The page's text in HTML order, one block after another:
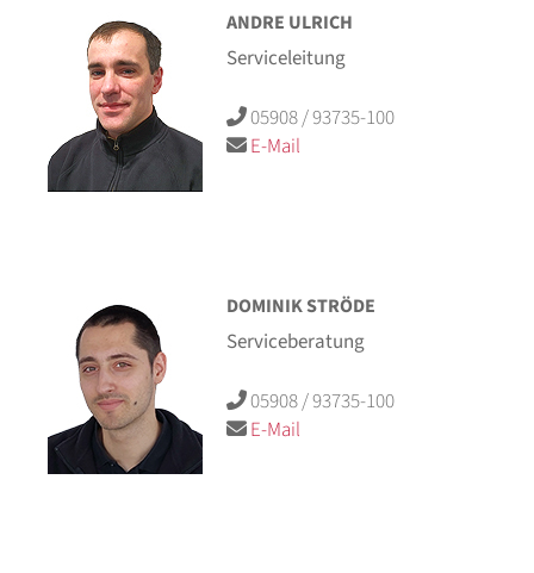
ANDRE ULRICH
Serviceleitung
05908 / 93735-100
E-Mail
DOMINIK STRÖDE
Serviceberatung
05908 / 93735-100
E-Mail